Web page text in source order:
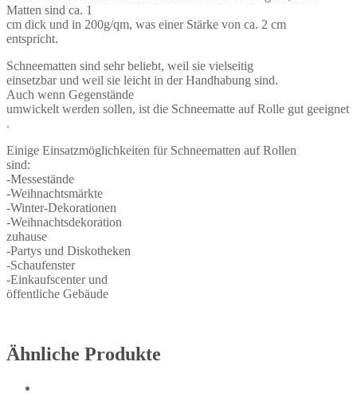
Matten sind ca. 1
cm dick und in 200g/qm, was einer Stärke von ca. 2 cm
entspricht.
Schneematten sind sehr beliebt, weil sie vielseitig
einsetzbar und weil sie leicht in der Handhabung sind.
Auch wenn Gegenstände
umwickelt werden sollen, ist die Schneematte auf Rolle gut geeignet
.
Einige Einsatzmöglichkeiten für Schneematten auf Rollen
sind:
-Messestände
-Weihnachtsmärkte
-Winter-Dekorationen
-Weihnachtsdekoration
zuhause
-Partys und Diskotheken
-Schaufenster
-Einkaufscenter und
öffentliche Gebäude
Ähnliche Produkte